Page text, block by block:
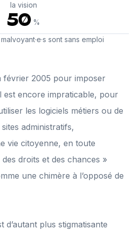
la vision
50 %
sont sans emploi
février 2005 pour imposer
est encore impraticable, pour
les logiciels métiers ou de
administratifs,
vie citoyenne, en toute
des droits et des chances »
une chimère à l’opposé de
d’autant plus stigmatisante